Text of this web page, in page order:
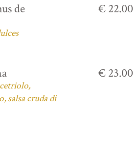
de € 22.00
salsa cruda di
€ 23.00